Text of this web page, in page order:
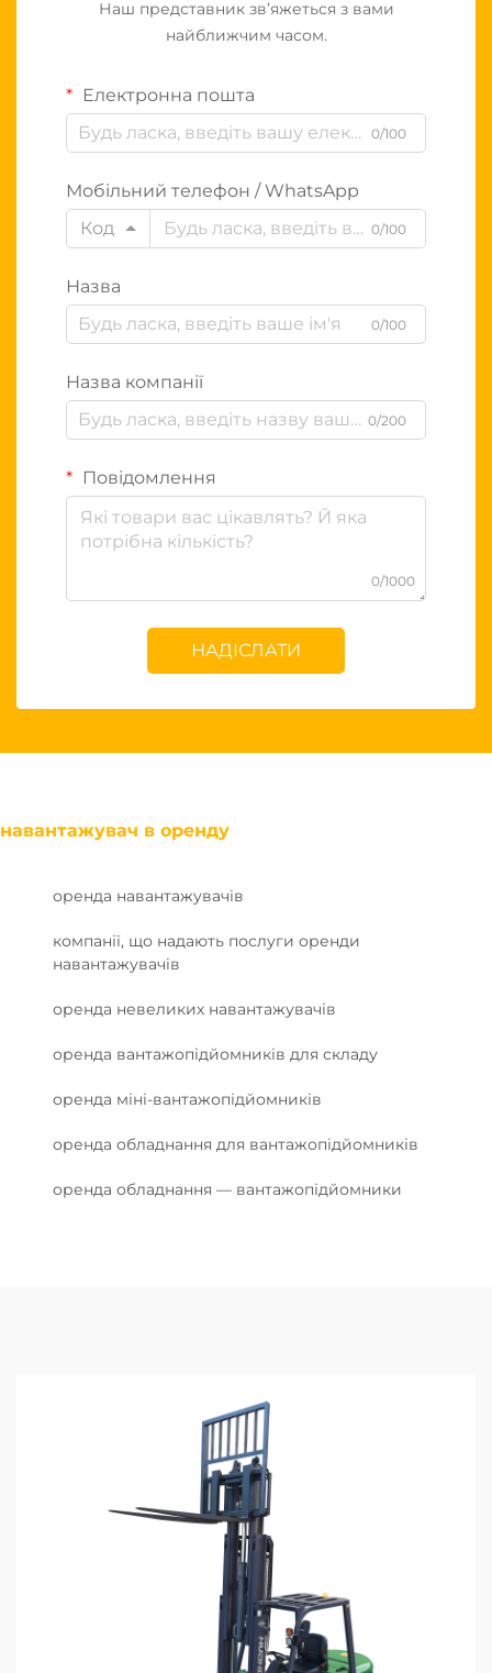
Наш представник зв’яжеться з вами
найближчим часом.
Електронна пошта
0/100
Мобільний телефон / WhatsApp
Код
0/100
Назва
0/100
Назва компанії
0/200
Повідомлення
0/1000
НАДІСЛАТИ
навантажувач в оренду
оренда навантажувачів
компанії, що надають послуги оренди
навантажувачів
оренда невеликих навантажувачів
оренда вантажопідйомників для складу
оренда міні-вантажопідйомників
оренда обладнання для вантажопідйомників
оренда обладнання — вантажопідйомники